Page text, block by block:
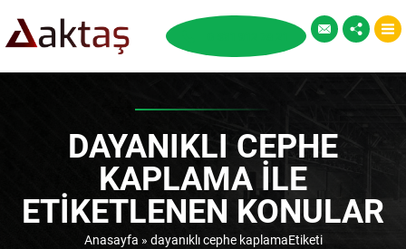
DAYANIKLI CEPHE
KAPLAMA ILE
ETIKETLENEN KONULAR
Anasayfa » dayanıklı cephe kaplamaEtiketi